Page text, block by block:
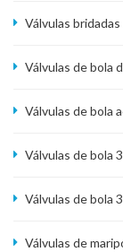
Válvulas
Válvulas de bola
Válvulas de bola
Válvulas de bola
Válvulas de bola
Válvulas de